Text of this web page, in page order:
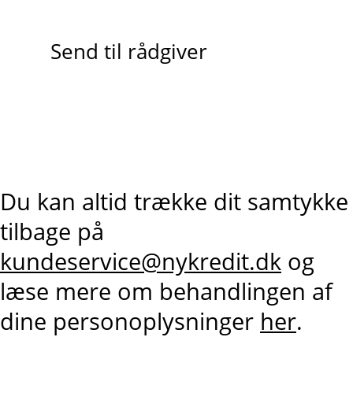
Send til rådgiver
Du kan altid trække dit samtykke
tilbage på
kundeservice@nykredit.dk og
læse mere om behandlingen af
dine personoplysninger her.